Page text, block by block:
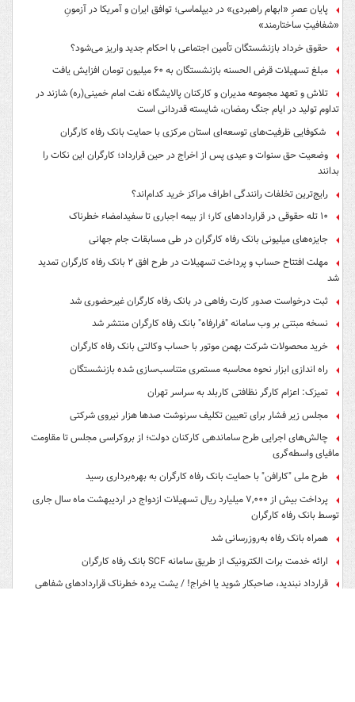
پایان عصرِ «ابهام راهبردی» در دیپلماسی؛ توافق ایران و آمریکا در آزمونِ
«شفافیتِ ساختارمند»
حقوق خرداد بازنشستگان تأمین اجتماعی با احکام جدید واریز می‌شود؟
مبلغ تسهیلات قرض الحسنه بازنشستگان به ۶۰ میلیون تومان افزایش یافت
تلاش و تعهد مجموعه مدیران و کارکنان پالایشگاه نفت امام خمینی(ره) شازند در
تداوم تولید در ایام جنگ رمضان، شایسته قدردانی است
شکوفایی ظرفیت‌های توسعه‌ای استان مرکزی با حمایت بانک رفاه کارگران
وضعیت حق سنوات و عیدی پس از اخراج در حین قرارداد؛ کارگران این نکات را
بدانند
رایج‌ترین تخلفات رانندگی اطراف مراکز خرید کدام‌اند؟
۱۰ تله حقوقی در قراردادهای کار؛ از بیمه اجباری تا سفیدامضاء خطرناک
جایزه‌های میلیونی بانک رفاه کارگران در طی مسابقات جام جهانی
مهلت افتتاح حساب و پرداخت تسهیلات در طرح افق ۲ بانک رفاه کارگران تمدید
شد
ثبت درخواست صدور کارت رفاهی در بانک رفاه کارگران غیرحضوری شد
نسخه مبتنی بر وب سامانه "فرارفاه" بانک رفاه کارگران منتشر شد
خرید محصولات شرکت بهمن موتور با حساب وکالتی بانک رفاه کارگران
راه اندازی ابزار نحوه محاسبه مستمری متناسب‌سازی شده بازنشستگان
تمیزک: اعزام کارگر نظافتی کاربلد به سراسر تهران
مجلس زیر فشار برای تعیین تکلیف سرنوشت صدها هزار نیروی شرکتی
چالش‌های اجرایی طرح ساماندهی کارکنان دولت؛ از بروکراسی مجلس تا مقاومت
مافیای واسطه‌گری
طرح ملی "کارافن" با حمایت بانک رفاه کارگران به بهره‌برداری رسید
پرداخت بیش از ۷,۰۰۰ میلیارد ریال تسهیلات ازدواج در اردیبهشت ماه سال جاری
توسط بانک رفاه کارگران
همراه بانک رفاه به‌روزرسانی شد
ارائه خدمت برات الکترونیک از طریق سامانه SCF بانک رفاه کارگران
قرارداد نبندید، صاحبکار شوید یا اخراج! / پشت پرده خطرناک قراردادهای شفاهی